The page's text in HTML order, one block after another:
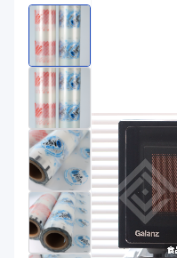
易食包（EPAK）专注于透明高
产品卖点：强度高、透明性好、
应用场景：主要适用于密封装
在线询价
商品参数
商品分类
盖膜
产品结构
PA/PA/
产品结构
PA/PA/
商品图片